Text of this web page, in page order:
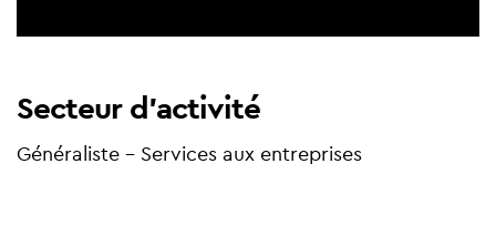
Secteur d'activité
Généraliste - Services aux entreprises